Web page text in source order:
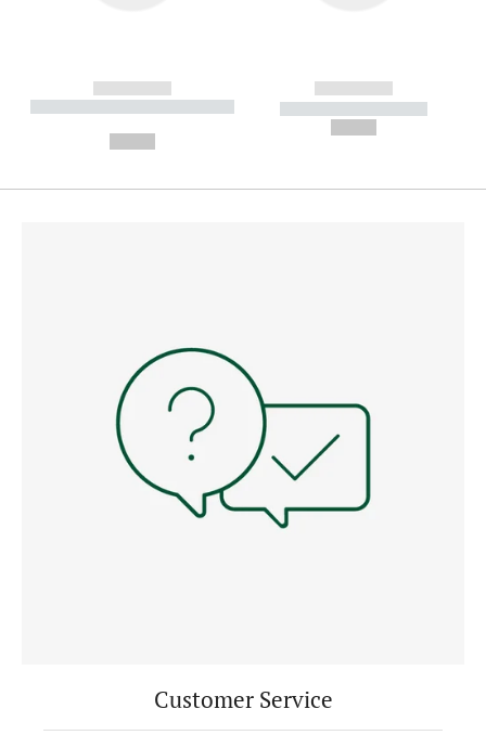
------------
----------- ----------- --------
------------
----------- -----------
Customer Service